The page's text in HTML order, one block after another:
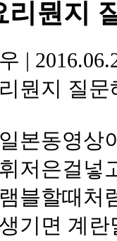
리뭔지
|
뭔지 질문
본동영상
저은걸넣
블할때처
기면 계